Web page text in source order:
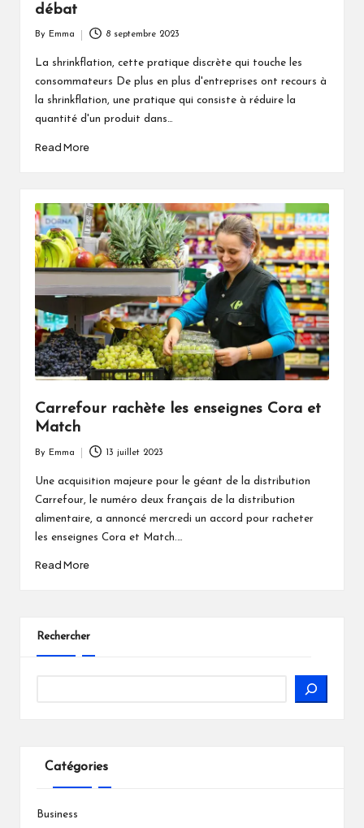
débat
by
By Emma 8 septembre 2023
La shrinkflation, cette pratique discrète qui touche les
consommateurs De plus en plus d'entreprises ont recours à
la shrinkflation, une pratique qui consiste à réduire la
quantité d'un produit dans…
Read More
Carrefour rachète les enseignes Cora et
Match
by
By Emma 13 juillet 2023
Une acquisition majeure pour le géant de la distribution
Carrefour, le numéro deux français de la distribution
alimentaire, a annoncé mercredi un accord pour racheter
les enseignes Cora et Match.…
Read More
Rechercher
Catégories
Business